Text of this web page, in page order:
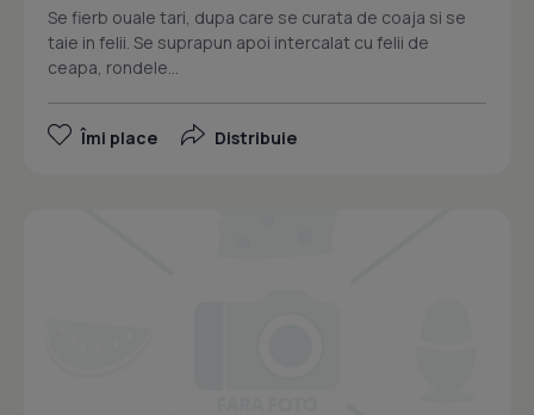
Se fierb ouale tari, dupa care se curata de coaja si se
taie in felii. Se suprapun apoi intercalat cu felii de
ceapa, rondele...
Îmi place Distribuie